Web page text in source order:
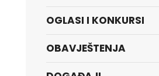
OGLASI I KONKURSI
OBAVJEŠTENJA